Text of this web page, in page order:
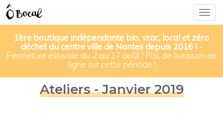
1ère boutique indépendante bio, vrac, local et zéro
déchet du centre ville de Nantes depuis 2016 ! -
Fermeture estivale du 2 au 17 août ! Pas de livraison en
ligne sur cette période !
Ateliers - Janvier 2019